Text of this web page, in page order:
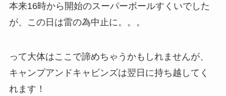
本来16時から開始のスーパーボールすくいでした
が、この日は雷の為中止に。。。
って大体はここで諦めちゃうかもしれませんが、
キャンプアンドキャビンズは翌日に持ち越してく
れます！